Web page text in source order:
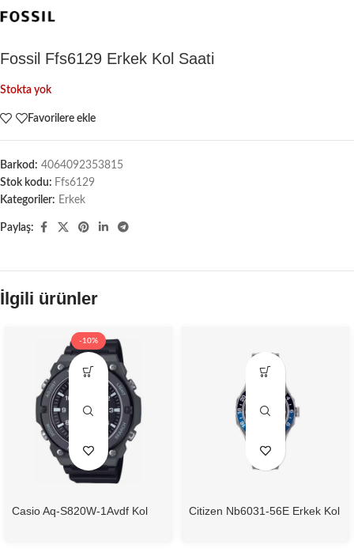
Fossil Ffs6129 Erkek Kol Saati
Stokta yok
Favorilere ekle
Barkod: 4064092353815
Stok kodu: Ffs6129
Kategoriler: Erkek
Paylaş:
İlgili ürünler
-10%
Casio Aq-S820W-1Avdf Kol
Citizen Nb6031-56E Erkek Kol